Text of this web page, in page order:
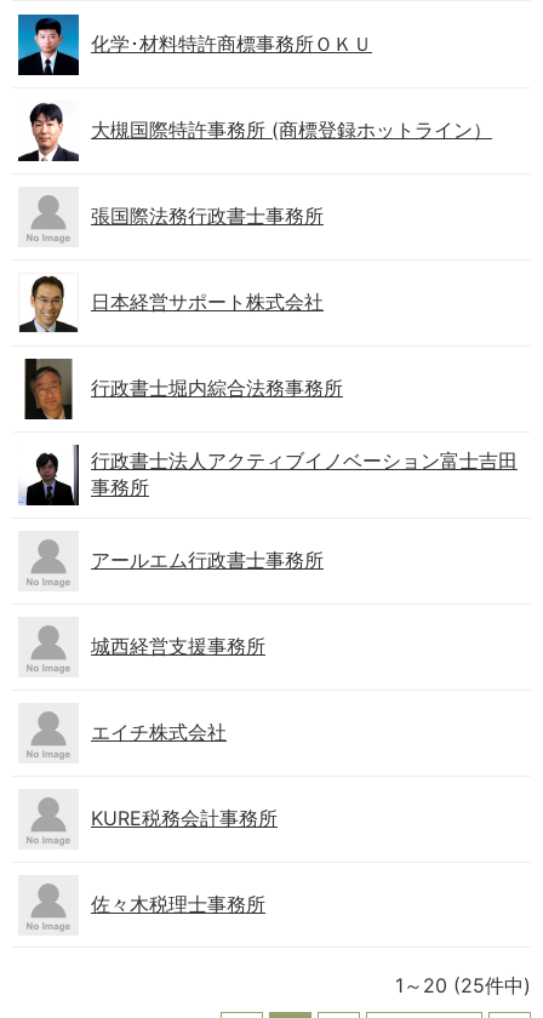
化学･材料特許商標事務所ＯＫＵ
大槻国際特許事務所 (商標登録ホットライン）
張国際法務行政書士事務所
日本経営サポート株式会社
行政書士堀内綜合法務事務所
行政書士法人アクティブイノベーション富士吉田
事務所
アールエム行政書士事務所
城西経営支援事務所
エイチ株式会社
KURE税務会計事務所
佐々木税理士事務所
1～20 (25件中)